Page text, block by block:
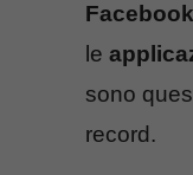
le
sono
record.